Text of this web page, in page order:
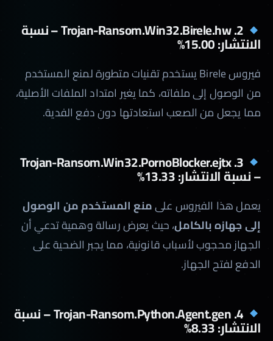
2. Trojan-Ransom.Win32.Birele.hw – نسبة
الانتشار: 15.00%
فيروس Birele يستخدم تقنيات متطورة لمنع المستخدم
من الوصول إلى ملفاته، كما يغير امتداد الملفات الأصلية،
مما يجعل من الصعب استعادتها دون دفع الفدية.
3. Trojan-Ransom.Win32.PornoBlocker.ejtx
– نسبة الانتشار: 13.33%
يعمل هذا الفيروس علىمنع المستخدم من الوصول
إلى جهازه بالكامل، حيث يعرض رسالة وهمية تدعي أن
الجهاز محجوب لأسباب قانونية، مما يجبر الضحية على
الدفع لفتح الجهاز.
4. Trojan-Ransom.Python.Agent.gen – نسبة
الانتشار: 8.33%